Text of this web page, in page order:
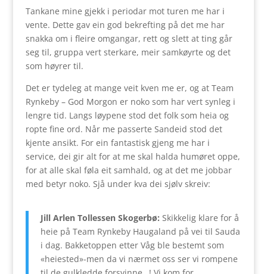
Tankane mine gjekk i periodar mot turen me har i
vente. Dette gav ein god bekrefting på det me har
snakka om i fleire omgangar, rett og slett at ting går
seg til, gruppa vert sterkare, meir samkøyrte og det
som høyrer til.
Det er tydeleg at mange veit kven me er, og at Team
Rynkeby – God Morgon er noko som har vert synleg i
lengre tid. Langs løypene stod det folk som heia og
ropte fine ord. Når me passerte Sandeid stod det
kjente ansikt. For ein fantastisk gjeng me har i
service, dei gir alt for at me skal halda humøret oppe,
for at alle skal føla eit samhald, og at det me jobbar
med betyr noko. Sjå under kva dei sjølv skreiv:
Jill Arlen Tollessen Skogerbø: Skikkelig klare for å
heie på Team Rynkeby Haugaland på vei til Sauda
i dag. Bakketoppen etter Våg ble bestemt som
«heiested»-men da vi nærmet oss ser vi rompene